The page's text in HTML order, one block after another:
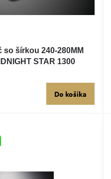
so šírkou 240-280MM
STAR 1300
Do košíka